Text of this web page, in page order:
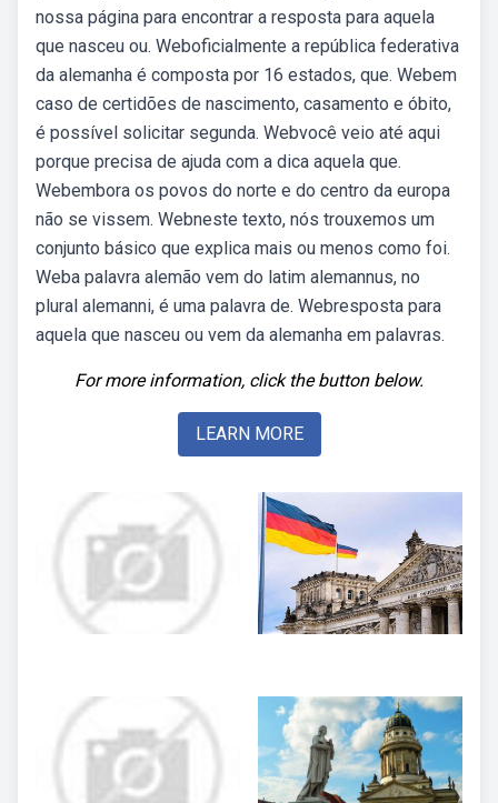
nossa página para encontrar a resposta para aquela
que nasceu ou. Weboficialmente a república federativa
da alemanha é composta por 16 estados, que. Webem
caso de certidões de nascimento, casamento e óbito,
é possível solicitar segunda. Webvocê veio até aqui
porque precisa de ajuda com a dica aquela que.
Webembora os povos do norte e do centro da europa
não se vissem. Webneste texto, nós trouxemos um
conjunto básico que explica mais ou menos como foi.
Weba palavra alemão vem do latim alemannus, no
plural alemanni, é uma palavra de. Webresposta para
aquela que nasceu ou vem da alemanha em palavras.
For more information, click the button below.
LEARN MORE